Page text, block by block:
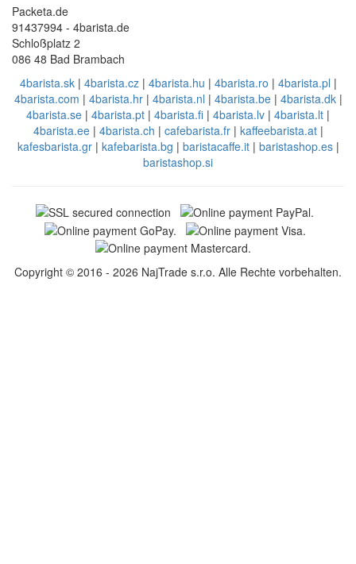
Packeta.de
91437994 - 4barista.de
Schloßplatz 2
086 48 Bad Brambach
4barista.sk| 4barista.cz| 4barista.hu | 4barista.ro | 4barista.pl |
4barista.com | 4barista.hr| 4barista.nl | 4barista.be| 4barista.dk|
4barista.se | 4barista.pt | 4barista.fi | 4barista.lv | 4barista.lt |
4barista.ee| 4barista.ch | cafebarista.fr| kaffeebarista.at|
kafesbarista.gr| kafebarista.bg | baristacaffe.it| baristashop.es|
baristashop.si
Copyright © 2016 - 2026 NajTrade s.r.o. Alle Rechte vorbehalten.